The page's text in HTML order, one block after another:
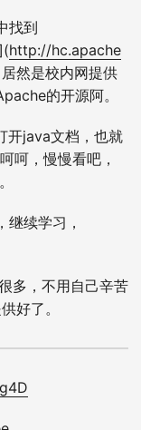
找到
http://hc.apache
然是校内网提供
的开源阿。
开java文档，也就
呵，慢慢看吧，
续学习，
多，不用自己辛苦
好了。